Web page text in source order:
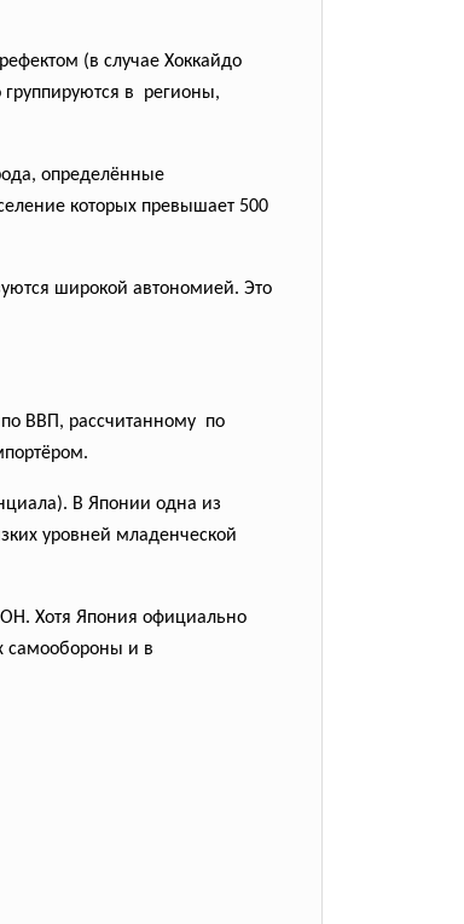
(в случае Хоккайдо
в регионы,
определённые
которых превышает 500
широкой автономией. Это
ВВП, рассчитанному по
В Японии одна из
уровней младенческой
Хотя Япония официально
самообороны и в